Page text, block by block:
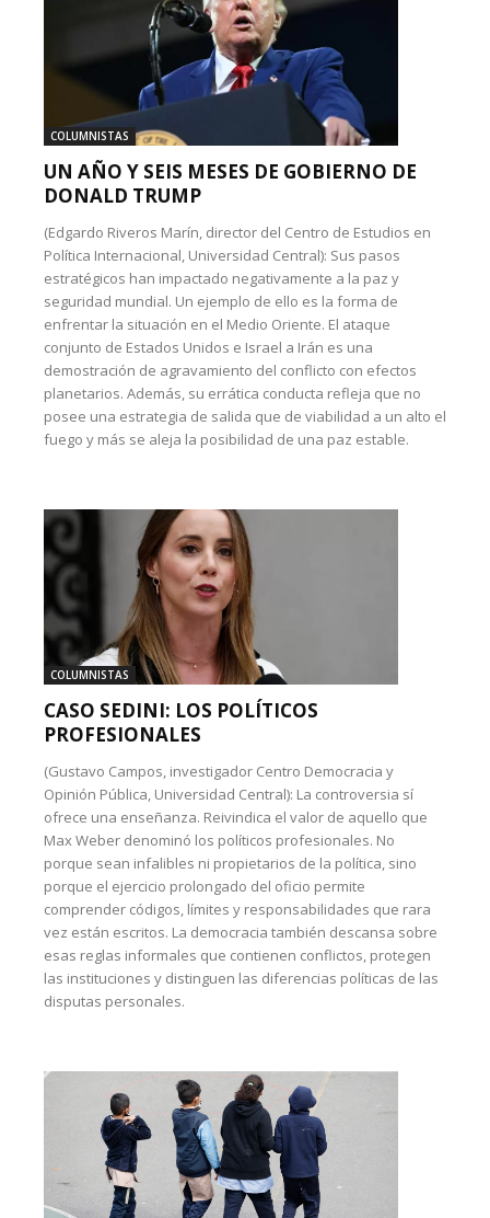
COLUMNISTAS
UN AÑO Y SEIS MESES DE GOBIERNO DE
DONALD TRUMP
(Edgardo Riveros Marín, director del Centro de Estudios en
Política Internacional, Universidad Central): Sus pasos
estratégicos han impactado negativamente a la paz y
seguridad mundial. Un ejemplo de ello es la forma de
enfrentar la situación en el Medio Oriente. El ataque
conjunto de Estados Unidos e Israel a Irán es una
demostración de agravamiento del conflicto con efectos
planetarios. Además, su errática conducta refleja que no
posee una estrategia de salida que de viabilidad a un alto el
fuego y más se aleja la posibilidad de una paz estable.
COLUMNISTAS
CASO SEDINI: LOS POLÍTICOS
PROFESIONALES
(Gustavo Campos, investigador Centro Democracia y
Opinión Pública, Universidad Central): La controversia sí
ofrece una enseñanza. Reivindica el valor de aquello que
Max Weber denominó los políticos profesionales. No
porque sean infalibles ni propietarios de la política, sino
porque el ejercicio prolongado del oficio permite
comprender códigos, límites y responsabilidades que rara
vez están escritos. La democracia también descansa sobre
esas reglas informales que contienen conflictos, protegen
las instituciones y distinguen las diferencias políticas de las
disputas personales.